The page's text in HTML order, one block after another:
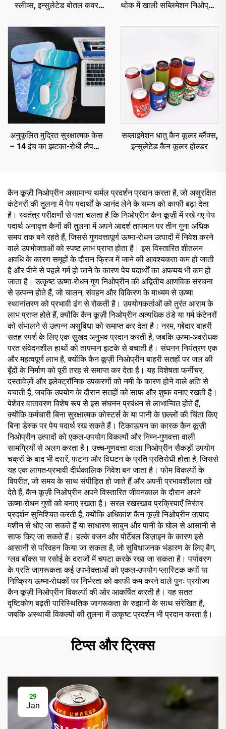
स्लीव्स, इन्सुलेटेड बोतल कवर
थोक में खाली सब्लिमेशन निओप्रीन
बीयर स्लीव, स्लैप रैप कूज़ीज़
अनुकूलित मुद्रित सुरक्षात्मक केस
– 14 इंच का झटका-रोधी लैपटॉप
सब्लाइमेशन धातु कैन कूलर ब्लैंक्स,
इन्सुलेटेड कैन कूलर होल्डर
कैन कूज़ी निओप्रीन असामान्य थर्मल प्रदर्शन प्रदान करता है, जो असुरक्षित
कंटेनरों की तुलना में पेय पदार्थों के आनंद लेने के समय को काफी बढ़ा देता
है। स्वतंत्र परीक्षणों से पता चलता है कि निओप्रीन कैन कूज़ी में रखे गए पेय
पदार्थ अनावृत्त कैनों की तुलना में अपने आदर्श तापमान पर तीन गुना अधिक
समय तक बने रहते हैं, जिससे गुणवत्तापूर्ण ऊष्मा-रोधन उत्पादों में निवेश करने
वाले उपभोक्ताओं को स्पष्ट लाभ प्राप्त होता है। इस विस्तारित शीतलन
अवधि के कारण समूहों के दौरान फ्रिज में जाने की आवश्यकता कम हो जाती
है और पीने से पहले गर्म हो जाने के कारण पेय पदार्थों का अपव्यय भी कम हो
जाता है। उत्कृष्ट ऊष्मा-रोधन गुण निओप्रीन की अद्वितीय आणविक संरचना
से उत्पन्न होते हैं, जो चालन, संवहन और विकिरण के माध्यम से ऊष्मा
स्थानांतरण को प्रभावी ढंग से रोकती है। उपयोगकर्ताओं को तुरंत आराम के
लाभ प्राप्त होते हैं, क्योंकि कैन कूज़ी निओप्रीन अत्यधिक ठंडे या गर्म कंटेनरों
को संभालने से उत्पन्न असुविधा को समाप्त कर देता है। नरम, गद्देदार बाहरी
सतह स्पर्श के लिए एक सुखद अनुभव प्रदान करती है, जबकि ऊष्मा-अवरोधक
परत संवेदनशील हाथों को तापमान झटके से बचाती है। संघनन नियंत्रण एक
और महत्वपूर्ण लाभ है, क्योंकि कैन कूज़ी निओप्रीन बाहरी सतहों पर जल की
बूँदों के निर्माण को पूरी तरह से समाप्त कर देता है। यह विशेषता फर्नीचर,
दस्तावेज़ों और इलेक्ट्रॉनिक उपकरणों को नमी के कारण होने वाले क्षति से
बचाती है, जबकि उपयोग के दौरान सतहों को साफ और शुष्क बनाए रखती है।
पेशेवर वातावरण विशेष रूप से इस संघनन प्रबंधन से लाभान्वित होते हैं,
क्योंकि कर्मचारी बिना सुरक्षात्मक कोस्टर्स के या पानी के छल्लों की चिंता किए
बिना डेस्क पर पेय पदार्थ रख सकते हैं। टिकाऊपन का कारक कैन कूज़ी
निओप्रीन उत्पादों को एकल-उपयोग विकल्पों और निम्न-गुणवत्ता वाली
सामग्रियों से अलग करता है। उच्च-गुणवत्ता वाला निओप्रीन सैकड़ों उपयोग
चक्रों के बाद भी दरारें, फटना और विघटन के प्रति प्रतिरोधी होता है, जिससे
यह एक लागत-प्रभावी दीर्घकालिक निवेश बन जाता है। फोम विकल्पों के
विपरीत, जो समय के साथ संपीड़ित हो जाते हैं और अपनी प्रभावशीलता खो
देते हैं, कैन कूज़ी निओप्रीन अपने विस्तारित जीवनकाल के दौरान अपने
ऊष्मा-रोधन गुणों को बनाए रखता है। सरल रखरखाव प्रक्रियाएँ निरंतर
प्रदर्शन सुनिश्चित करती हैं, क्योंकि अधिकांश कैन कूज़ी निओप्रीन उत्पाद
मशीन से धोए जा सकते हैं या साधारण साबुन और पानी के घोल से आसानी से
साफ किए जा सकते हैं। हल्के वजन और पोर्टेबल डिज़ाइन के कारण इसे
आसानी से परिवहन किया जा सकता है, जो सुविधाजनक भंडारण के लिए बैग,
ग्लव बॉक्स या रसोई के दराजों में चपटा करके रखा जा सकता है। पर्यावरण
के प्रति जागरूकता कई उपभोक्ताओं को एकल-उपयोग प्लास्टिक कपों या
निष्क्रिय ऊष्मा-रोधकों पर निर्भरता को काफी कम करने वाले पुनः प्रयोज्य
कैन कूज़ी निओप्रीन विकल्पों की ओर आकर्षित करती है। यह सतत
दृष्टिकोण बढ़ती पारिस्थितिक जागरूकता के रुझानों के साथ संरेखित है,
जबकि अस्थायी विकल्पों की तुलना में उत्कृष्ट प्रदर्शन भी प्रदान करता है।
टिप्स और ट्रिक्स
29
Jan